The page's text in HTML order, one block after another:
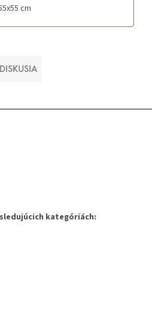
cm
DISKUSIA
kategóriách: